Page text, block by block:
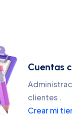
Cuentas
clientes .
Crear mi